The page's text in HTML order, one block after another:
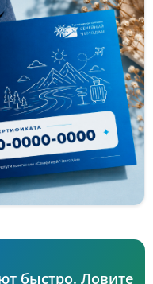
быстро. Ловите